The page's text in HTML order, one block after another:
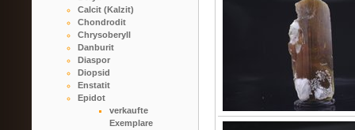
Calcit (Kalzit)
Chondrodit
Chrysoberyll
Danburit
Diaspor
Diopsid
Enstatit
Epidot
verkaufte
Exemplare